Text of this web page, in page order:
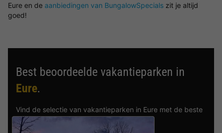
Eure en de aanbiedingen van BungalowSpecials zit je altijd
goed!
Best beoordeelde vakantieparken in
Eure.
Vind de selectie van vakantieparken in Eure met de beste
reviews.